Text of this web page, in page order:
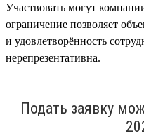
Участвовать могут
ограничение позволяет
и удовлетворённость
нерепрезентативна.
Подать заявку